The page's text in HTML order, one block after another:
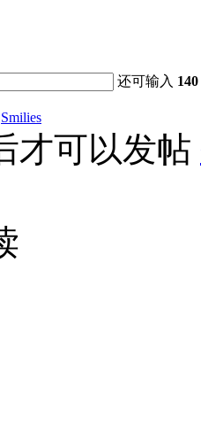
还可输入 140
Smilies
才可以发帖